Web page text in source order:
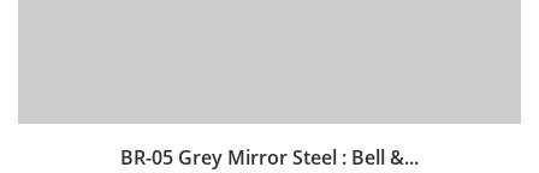
BR-05 Grey Mirror Steel : Bell &...